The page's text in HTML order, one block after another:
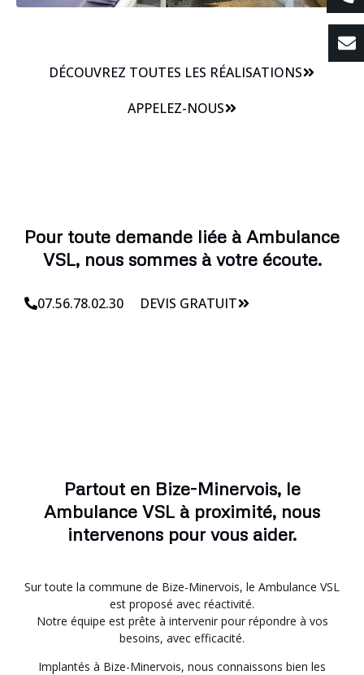
DÉCOUVREZ TOUTES LES RÉALISATIONS
APPELEZ-NOUS
Pour toute demande liée à Ambulance
VSL, nous sommes à votre écoute.
07.56.78.02.30 DEVIS GRATUIT
Partout en Bize-Minervois, le
Ambulance VSL à proximité, nous
intervenons pour vous aider.
Sur toute la commune de Bize-Minervois, le Ambulance VSL
est proposé avec réactivité.
Notre équipe est prête à intervenir pour répondre à vos
besoins, avec efficacité.
Implantés à Bize-Minervois, nous connaissons bien les